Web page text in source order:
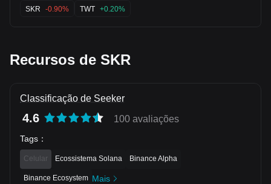
historical structural floor. The chart has compressed heavily,
and on an asset with this structure, it only takes a small
SKR -0.90% TWT +0.20%
Recursos de SKR
Classificação de Seeker
4.6 100 avaliações
Tags ：
Celular Ecossistema Solana Binance Alpha
Binance Ecosystem Mais